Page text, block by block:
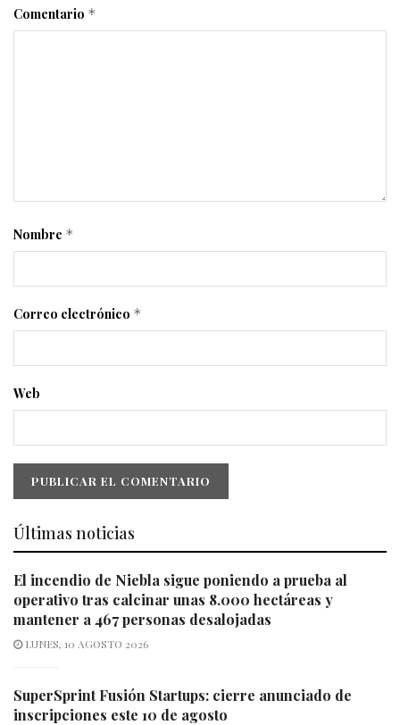
Comentario *
Nombre *
Correo electrónico *
Web
Últimas noticias
El incendio de Niebla sigue poniendo a prueba al
operativo tras calcinar unas 8.000 hectáreas y
mantener a 467 personas desalojadas
LUNES, 10 AGOSTO 2026
SuperSprint Fusión Startups: cierre anunciado de
inscripciones este 10 de agosto